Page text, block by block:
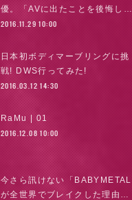
優。「AVに出たことを後悔し…
2016.11.29 10:00
日本初ボディマーブリングに挑
戦! DWS行ってみた!
2016.03.12 14:30
RaMu | 01
2016.12.08 10:00
今さら訊けない「BABYMETAL
が全世界でブレイクした理由…